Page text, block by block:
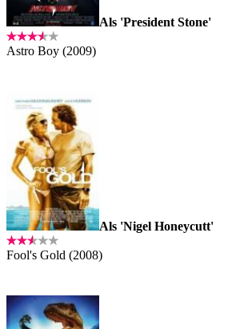
Als 'President Stone'
Astro Boy (2009)
Als 'Nigel Honeycutt'
Fool's Gold (2008)